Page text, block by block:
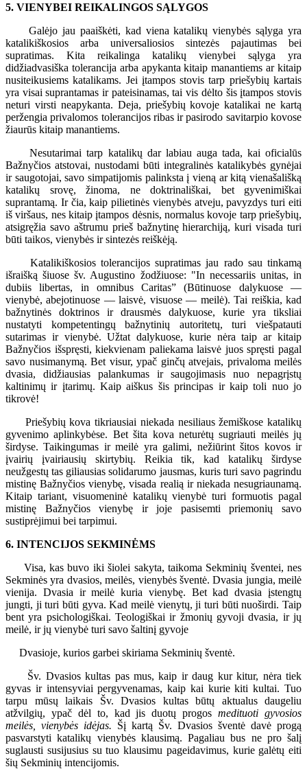
5. VIENYBEI REIKALINGOS SĄLYGOS
Galėjo jau paaiškėti, kad viena katalikų vienybės sąlyga yra
katalikiškosios arba universaliosios sintezės pajautimas bei
supratimas. Kita reikalinga katalikų vienybei sąlyga yra
didžiadvasiška tolerancija arba apykanta kitaip manantiems ar kitaip
nusiteikusiems katalikams. Jei įtampos stovis tarp priešybių kartais
yra visai suprantamas ir pateisinamas, tai vis dėlto šis įtampos stovis
neturi virsti neapykanta. Deja, priešybių kovoje katalikai ne kartą
peržengia privalomos tolerancijos ribas ir pasirodo savitarpio kovose
žiaurūs kitaip manantiems.
Nesutarimai tarp katalikų dar labiau auga tada, kai oficialūs
Bažnyčios atstovai, nustodami būti integralinės katalikybės gynėjai
ir saugotojai, savo simpatijomis palinksta į vieną ar kitą vienašališką
katalikų srovę, žinoma, ne doktrinališkai, bet gyvenimiškai
suprantamą. Ir čia, kaip pilietinės vienybės atveju, pavyzdys turi eiti
iš viršaus, nes kitaip įtampos dėsnis, normalus kovoje tarp priešybių,
atsigręžia savo aštrumu prieš bažnytinę hierarchiją, kuri visada turi
būti taikos, vienybės ir sintezės reiškėją.
Katalikiškosios tolerancijos supratimas jau rado sau tinkamą
išraišką šiuose šv. Augustino žodžiuose: "In necessariis unitas, in
dubiis libertas, in omnibus Caritas” (Būtinuose dalykuose —
vienybė, abejotinuose — laisvė, visuose — meilė). Tai reiškia, kad
bažnytinės doktrinos ir drausmės dalykuose, kurie yra tiksliai
nustatyti kompetentingų bažnytinių autoritetų, turi viešpatauti
sutarimas ir vienybė. Užtat dalykuose, kurie nėra taip ar kitaip
Bažnyčios išspręsti, kiekvienam paliekama laisvė juos spręsti pagal
savo nusimanymą. Bet visur, ypač ginčų atvejais, privaloma meilės
dvasia, didžiausias palankumas ir saugojimasis nuo nepagrįstų
kaltinimų ir įtarimų. Kaip aiškus šis principas ir kaip toli nuo jo
tikrovė!
Priešybių kova tikriausiai niekada nesiliaus žemiškose katalikų
gyvenimo aplinkybėse. Bet šita kova neturėtų sugriauti meilės jų
širdyse. Taikingumas ir meilė yra galimi, nežiūrint šitos kovos ir
įvairių įvairiausių skirtybių. Reikia tik, kad katalikų širdyse
neužgestų tas giliausias solidarumo jausmas, kuris turi savo pagrindu
mistinę Bažnyčios vienybę, visada realią ir niekada nesugriaunamą.
Kitaip tariant, visuomeninė katalikų vienybė turi formuotis pagal
mistinę Bažnyčios vienybę ir joje pasisemti priemonių savo
sustiprėjimui bei tarpimui.
6. INTENCIJOS SEKMINĖMS
Visa, kas buvo iki šiolei sakyta, taikoma Sekminių šventei, nes
Sekminės yra dvasios, meilės, vienybės šventė. Dvasia jungia, meilė
vienija. Dvasia ir meilė kuria vienybę. Bet kad dvasia įstengtų
jungti, ji turi būti gyva. Kad meilė vienytų, ji turi būti nuoširdi. Taip
bent yra psichologiškai. Teologiškai ir žmonių gyvoji dvasia, ir jų
meilė, ir jų vienybė turi savo šaltinį gyvoje
Dvasioje, kurios garbei skiriama Sekminių šventė.
Šv. Dvasios kultas pas mus, kaip ir daug kur kitur, nėra tiek
gyvas ir intensyviai pergyvenamas, kaip kai kurie kiti kultai. Tuo
tarpu mūsų laikais Šv. Dvasios kultas būtų aktualus daugeliu
atžvilgių, ypač dėl to, kad jis duotų progosmedituoti gyvosios
meilės, vienybės idėjas. Šį kartą Šv. Dvasios šventė davė progą
pasvarstyti katalikų vienybės klausimą. Pagaliau bus ne pro šalį
suglausti susijusius su tuo klausimu pageidavimus, kurie galėtų eiti
šių Sekminių intencijomis.